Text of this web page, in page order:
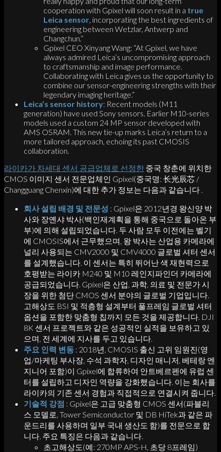
cooperation with Gpixel will soon result in a true
Leica sensor, incorporating the best ingredients of
engineering between Wetzlar, Antwerp and
Changchun.”
Gpixel CEO Xinyang Wang: “At Gpixel, we have
always admired Leica’s uncompromising approach
to craftsmanship and image performance.
Collaborating with Leica gives us the opportunity to
combine our sensor-engineering strengths with their
legendary imaging heritage.”
Leica’s sensor history: Recent models (M11
generation) have used Sony sensors. Earlier M10-series
models used a custom 24 MP sensor developed with
AMS OSRAM. This new tie-up marks Leica’s return to a
more tailored approach, echoing its past CMOSIS
collaboration.
라이카가 차세대 센서 공급업체로 선정한 중국 창춘에 위치한
CMOS 이미지 센서 전문업체인 Gpixel(중국명: 长光辰芯 /
Changguang Chenxin)에 대한 추가 정보는 다음과 같습니다 .
회사 설립 배경 및 전문성 : Gpixel은 2012년경 왕신양 박
사와 장옌샤 박사(백인재계획을 통해 중국으로 돌아온 부
부)에 의해 설립되었습니다. 두 사람 모두 이전에는 벨기
에 CMOSIS에서 근무했으며, 왕 박사는 산업용 카메라에
널리 사용되는 CMV2000 및 CMV4000 글로벌 셔터 센서
를 설계했습니다. 이 센서는 특히 뛰어난 색 재현력으로
호평받는 라이카 M240 및 M10 레인지파인더 카메라에
공급되었습니다. Gpixel은 산업, 과학, 의료 및 전문가 시
장을 위한 첨단 CMOS 센서 분야의 글로벌 기업입니다.
고해상도 BSI 및 적층형 설계부터 풀프레임 글로벌 셔터
옵션을 포함한 맞춤형 칩까지 모든 것을 제공합니다. DJI
8K 센서 프로젝트와 같은 성공적인 실적을 보유하고 있
으며, 전 세계에 지사를 두고 있습니다.
주요 인력 변동 : 2018년, CMOSIS 출신 고위 임원진(영
업/마케팅 부사장, 수석 과학자, 디자인 매니저, 베테랑 엔
지니어 포함)이 Gpixel에 합류하여 안트베르펜에 유럽 센
터를 설립하고 디자인 역량을 강화했습니다. 이는 회사를
라이카의 기존 센서 경험과 직접적으로 연결시켜 줍니다.
기술적 강점 : Gpixel은 고급 맞춤형 CMOS 센서(파블리
스 모델로, Tower Semiconductor 및 DB HiTek과 같은 파
운드리를 사용하며 일부 국내 생산도 함)를 전문으로 합
니다. 주요 특징은 다음과 같습니다.
초고해상도(예: 270MP APS-H, 초당 8프레임)